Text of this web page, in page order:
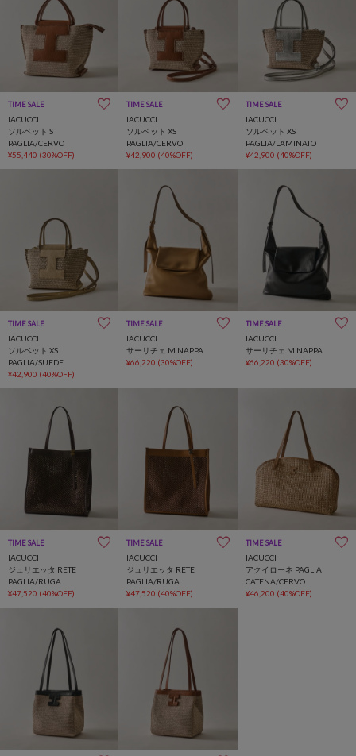
TIME SALE
IACUCCI
ソルベット S
PAGLIA/CERVO
¥55,440 (30%OFF)
TIME SALE
IACUCCI
ソルベット XS
PAGLIA/CERVO
¥42,900 (40%OFF)
TIME SALE
IACUCCI
ソルベット XS
PAGLIA/LAMINATO
¥42,900 (40%OFF)
TIME SALE
IACUCCI
ソルベット XS
PAGLIA/SUEDE
¥42,900 (40%OFF)
TIME SALE
IACUCCI
サーリチェ M NAPPA
¥66,220 (30%OFF)
TIME SALE
IACUCCI
サーリチェ M NAPPA
¥66,220 (30%OFF)
TIME SALE
IACUCCI
ジュリエッタ RETE
PAGLIA/RUGA
¥47,520 (40%OFF)
TIME SALE
IACUCCI
ジュリエッタ RETE
PAGLIA/RUGA
¥47,520 (40%OFF)
TIME SALE
IACUCCI
アクイローネ PAGLIA
CATENA/CERVO
¥46,200 (40%OFF)